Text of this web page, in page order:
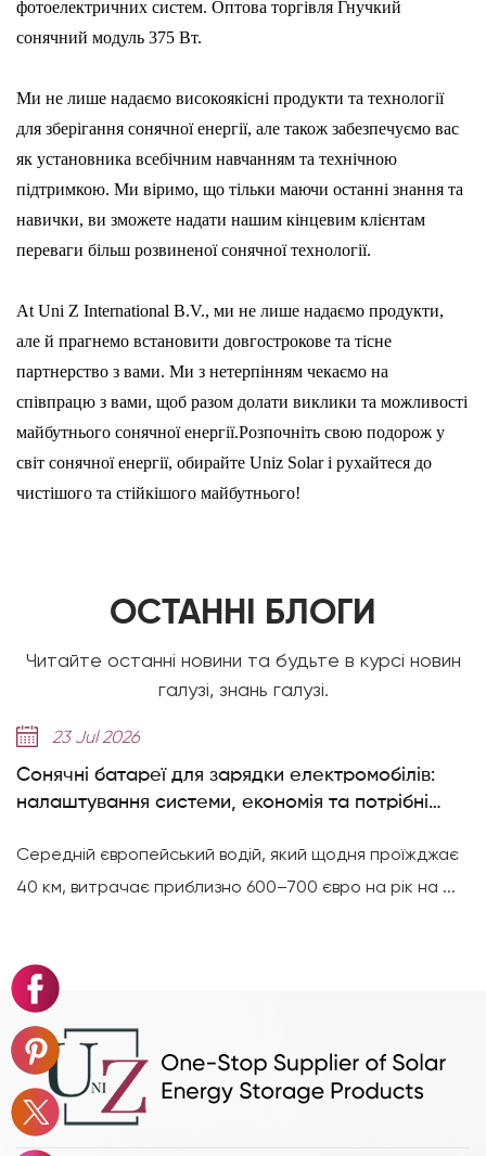
фотоелектричних систем. Оптова торгівля Гнучкий
сонячний модуль 375 Вт.
Ми не лише надаємо високоякісні продукти та технології
для зберігання сонячної енергії, але також забезпечуємо вас
як установника всебічним навчанням та технічною
підтримкою. Ми віримо, що тільки маючи останні знання та
навички, ви зможете надати нашим кінцевим клієнтам
переваги більш розвиненої сонячної технології.
At Uni Z International B.V., ми не лише надаємо продукти,
але й прагнемо встановити довгострокове та тісне
партнерство з вами. Ми з нетерпінням чекаємо на
співпрацю з вами, щоб разом долати виклики та можливості
майбутнього сонячної енергії.Розпочніть свою подорож у
світ сонячної енергії, обирайте Uniz Solar і рухайтеся до
чистішого та стійкішого майбутнього!
ОСТАННІ БЛОГИ
Читайте останні новини та будьте в курсі новин
галузі, знань галузі.
та потрібні
щодня проїжджає
євро на рік на ...
Пояснення елементів 314Ah: як
досягає 8000+ циклів
Надходять елементи високої
серія Deye GE-F досягає 8000